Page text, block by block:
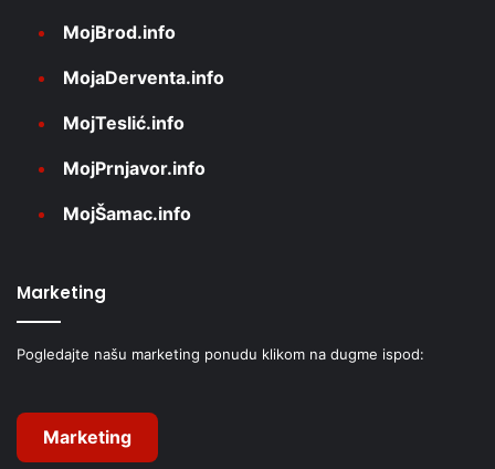
MojBrod.info
MojaDerventa.info
MojTeslić.info
MojPrnjavor.info
MojŠamac.info
Marketing
Pogledajte našu marketing ponudu klikom na dugme ispod:
Marketing